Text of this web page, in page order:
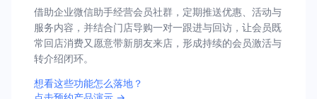
借助企业微信助手经营会员社群，定期推送优惠、活动与
服务内容，并结合门店导购一对一跟进与回访，让会员既
常回店消费又愿意带新朋友来店，形成持续的会员激活与
转介绍闭环。
想看这些功能怎么落地？